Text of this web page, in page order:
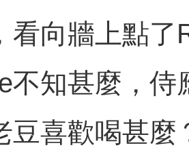
看向牆上點了
不知甚麼，侍
豆喜歡喝甚